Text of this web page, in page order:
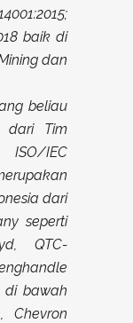
baik di
dan
beliau
dari Tim
IEC
dari
seperti
QTC-
di bawah
Chevron